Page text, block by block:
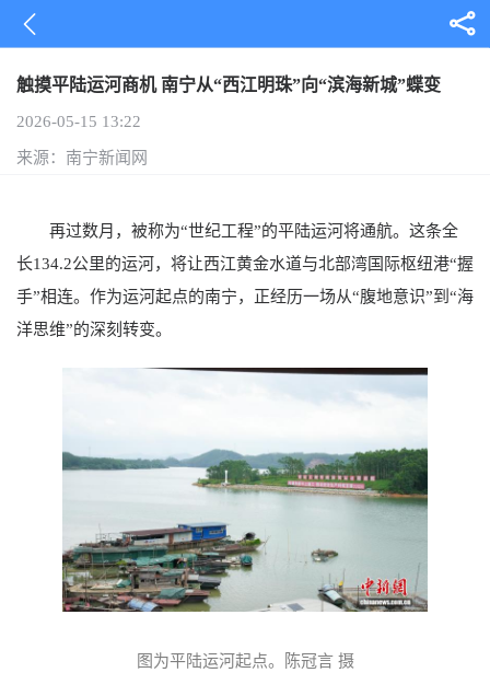
触摸平陆运河商机 南宁从“西江明珠”向“滨海新城”蝶变
2026-05-15 13:22
来源：南宁新闻网
再过数月，被称为“世纪工程”的平陆运河将通航。这条全
长134.2公里的运河，将让西江黄金水道与北部湾国际枢纽港“握
手”相连。作为运河起点的南宁，正经历一场从“腹地意识”到“海
洋思维”的深刻转变。
图为平陆运河起点。陈冠言 摄